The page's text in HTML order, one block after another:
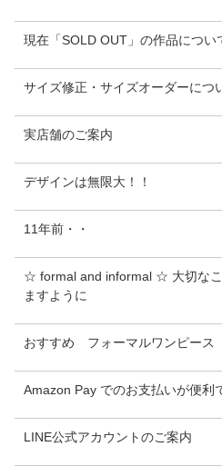
現在「SOLD OUT」の作品につい
サイズ修正・サイズオーダーにつ
実店舗のご案内
デザインは無限大！！
11年前・・
☆ formal and informal ☆ 大切なこ
ますように
おすすめ フォーマルワンピース
Amazon Pay でのお支払いが便利
LINE公式アカウントのご案内